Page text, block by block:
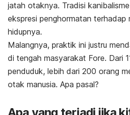
jatah otaknya. Tradisi
ekspresi penghormatan terhadap
hidupnya.
Malangnya, praktik ini justru
di tengah masyarakat Fore. Dari
penduduk, lebih dari 200 orang
otak manusia. Apa pasal?